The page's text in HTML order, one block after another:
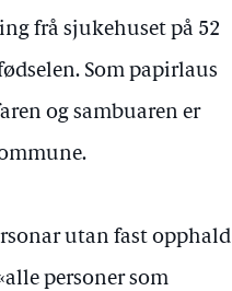
frå sjukehuset på 52
Som papirlaus
og sambuaren er
utan fast opphald
personer som